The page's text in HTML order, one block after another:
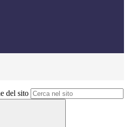
del sito